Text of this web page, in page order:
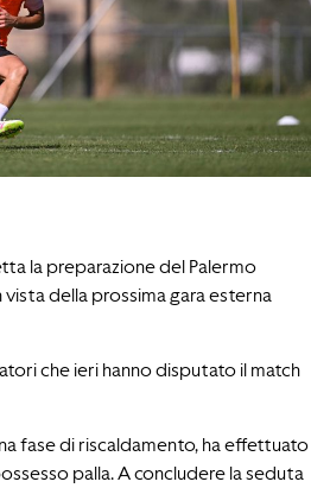
la preparazione del Palermo
della prossima gara esterna
che ieri hanno disputato il match
fase di riscaldamento, ha effettuato
palla. A concludere la seduta